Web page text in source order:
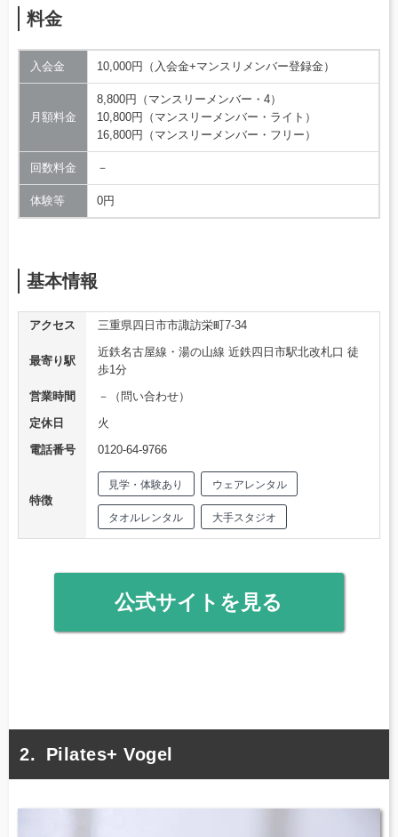
料金
入会金 10,000円（入会金+マンスリメンバー登録金）
月額料金
8,800円（マンスリーメンバー・4）
10,800円（マンスリーメンバー・ライト）
16,800円（マンスリーメンバー・フリー）
回数料金 －
体験等 0円
基本情報
アクセス 三重県四日市市諏訪栄町7-34
最寄り駅
近鉄名古屋線・湯の山線 近鉄四日市駅北改札口 徒
歩1分
営業時間
－（問い合わせ）
定休日
火
電話番号
0120-64-9766
特徴
見学・体験あり ウェアレンタル
タオルレンタル 大手スタジオ
公式サイトを見る
Pilates+ Vogel